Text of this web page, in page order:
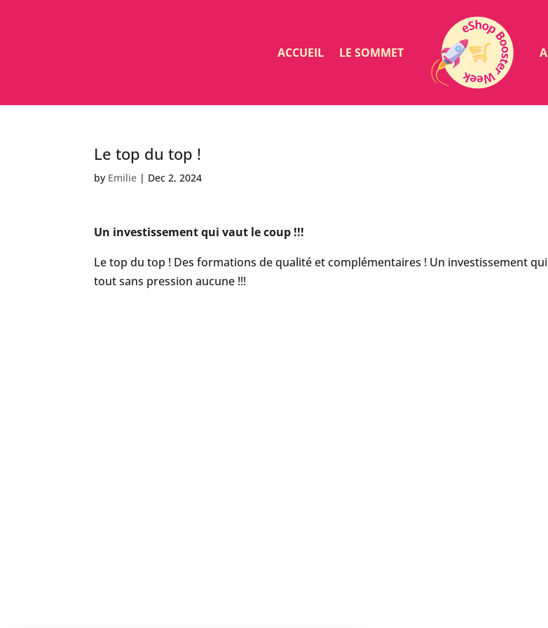
ACCUEIL LE SOMMET
Le top du top !
by Emilie | Dec 2, 2024
Un investissement qui vaut le coup !!!
Le top du top ! Des formations de qualité et complémentaires ! Un investissement
tout sans pression aucune !!!